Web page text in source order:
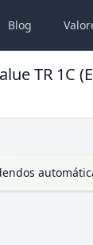
Blog
TR 1C